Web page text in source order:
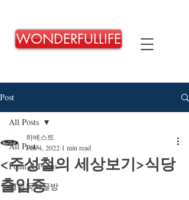
WONDERFULLIFE
Post
All Posts
Point & Focus
열린독자글방
All Posts
<주성철의 세상보기>식당
출입증
하베스트
Feb 4, 2022 1 min read